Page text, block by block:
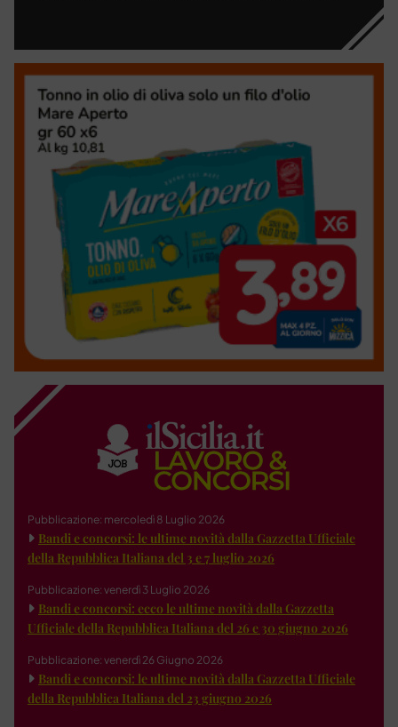
Pubblicazione: mercoledì 8 Luglio 2026
Bandi e concorsi: le ultime novità dalla Gazzetta Ufficiale
della Repubblica Italiana del 3 e 7 luglio 2026
Pubblicazione: venerdì 3 Luglio 2026
Bandi e concorsi: ecco le ultime novità dalla Gazzetta
Ufficiale della Repubblica Italiana del 26 e 30 giugno 2026
Pubblicazione: venerdì 26 Giugno 2026
Bandi e concorsi: le ultime novità dalla Gazzetta Ufficiale
della Repubblica Italiana del 23 giugno 2026